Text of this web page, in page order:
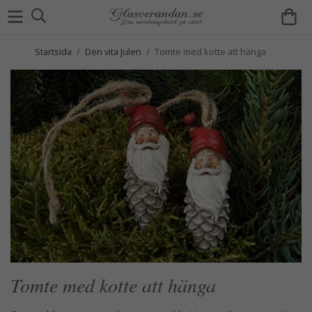
Startsida / Den vita Julen / Tomte med kotte att hänga
Tomte med kotte att hänga